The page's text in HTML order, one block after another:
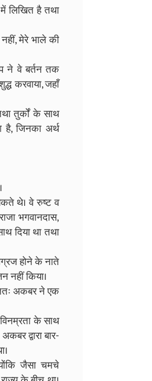
लिखित है तथा
मेरे भाले की
ने वे बर्तन तक
करवाया, जहाँ
तुर्कों के साथ
है, जिनका अर्थ
थे। वे रुष्ट व
भगवानदास,
दिया था तथा
होने के नाते
नहीं किया।
अकबर ने एक
के साथ
द्वारा बार-
जैसा चमचे